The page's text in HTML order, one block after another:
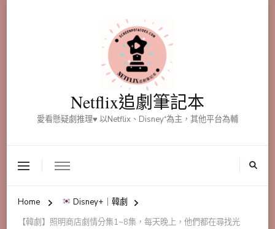
Netflix追劇筆記本
愛看懸疑劇推理♥ 以Netflix、Disney⁺為主，其他平台為輔
Home
Disney+｜韓劇
【韓劇】照明商店劇情分集1~8集，每天晚上，他們都在尋找光